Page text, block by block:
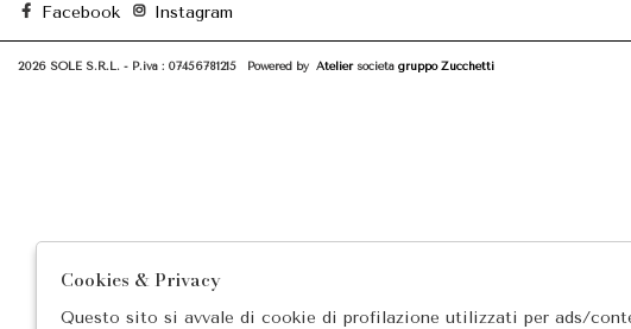
Facebook Instagram
2026 SOLE S.R.L. - P.iva : 07456781215 Powered by Ateliersocietà gruppo Zucchetti
Cookies & Privacy
Questo sito si avvale di cookie di profilazione utilizzati per ads/